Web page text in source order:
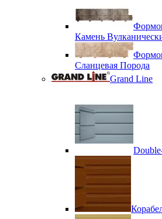
Камень
Сланцевая Порода
Grand Line